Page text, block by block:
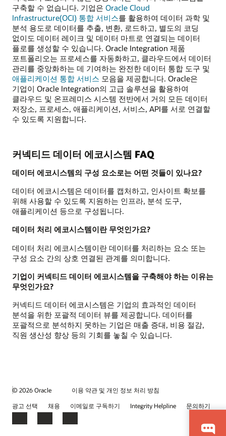
구축할 수 없습니다. 기업은 Oracle Cloud
Infrastructure(OCI) 통합 서비스를 활용하여 데이터 과학 및
분석 용도로 데이터를 추출, 변환, 로드하고, 별도의 코딩
없이도 데이터 레이크 및 데이터 마트로 연결되는 데이터
플로를 생성할 수 있습니다. Oracle Integration 제품
포트폴리오는 프로세스를 자동화하고, 클라우드에서 데이터
관리를 중앙화하는 데 기여하는 완전한 데이터 통합 도구 및
애플리케이션 통합 서비스 모음을 제공합니다. Oracle은
기업이 Oracle Integration의 고급 솔루션을 활용하여
클라우드 및 온프레미스 시스템 전반에서 거의 모든 데이터
저장소, 프로세스, 애플리케이션, 서비스, API를 서로 연결할
수 있도록 지원합니다.
커넥티드 데이터 에코시스템 FAQ
데이터 에코시스템의 구성 요소로는 어떤 것들이 있나요?
데이터 에코시스템은 데이터를 캡처하고, 인사이트 확보를
위해 사용할 수 있도록 지원하는 인프라, 분석 도구,
애플리케이션 등으로 구성됩니다.
데이터 처리 에코시스템이란 무엇인가요?
데이터 처리 에코시스템이란 데이터를 처리하는 요소 또는
구성 요소 간의 상호 연결된 관계를 의미합니다.
기업이 커넥티드 데이터 에코시스템을 구축해야 하는 이유는
무엇인가요?
커넥티드 데이터 에코시스템은 기업의 효과적인 데이터
분석을 위한 포괄적 데이터 뷰를 제공합니다. 데이터를
포괄적으로 분석하지 못하는 기업은 매출 증대, 비용 절감,
직원 생산성 향상 등의 기회를 놓칠 수 있습니다.
© 2026 Oracle
이용 약관 및 개인 정보 처리 방침
광고 선택
채용 이메일로 구독하기 Integrity Helpline 문의하기
FacebookLinkedInYouTube